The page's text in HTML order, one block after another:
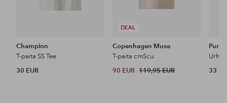
Champion
T-paita SS Tee
30 EUR
DEAL
Copenhagen Muse
T-paita cmScu
90 EUR 119,95 EUR
Puma
33